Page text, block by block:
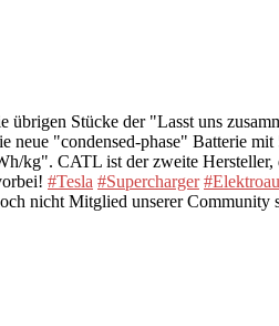
übrigen Stücke der "Lasst uns
neue "condensed-phase" Batterie
kg". CATL ist der zweite Hersteller,
#Tesla #Supercharger
nicht Mitglied unserer Community